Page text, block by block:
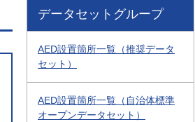
データセットグループ
AED設置箇所一覧（推奨データ
セット）
AED設置箇所一覧（自治体標準
オープンデータセット）